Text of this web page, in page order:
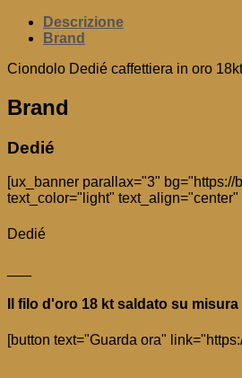
Descrizione
Brand
Ciondolo Dedié caffettiera in oro 18kt
Brand
Dedié
[ux_banner parallax="3"
text_color="light"
Dedié
Il filo d'oro 18 kt saldato su misura
[button text="Guarda ora"